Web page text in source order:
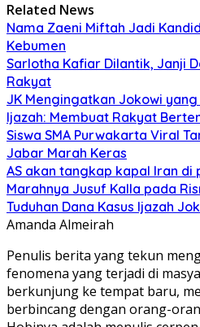
Related News
Nama Zaeni Miftah Jadi
Kebumen
Sarlotha Kafiar Dilantik, Janji
Rakyat
JK Mengingatkan Jokowi
Ijazah: Membuat Rakyat
Siswa SMA Purwakarta Viral
Jabar Marah Keras
AS akan tangkap kapal Iran
Marahnya Jusuf Kalla pada
Tuduhan Dana Kasus Ijazah
Amanda Almeirah
Penulis berita yang tekun
fenomena yang terjadi di
berkunjung ke tempat baru,
berbincang dengan orang-